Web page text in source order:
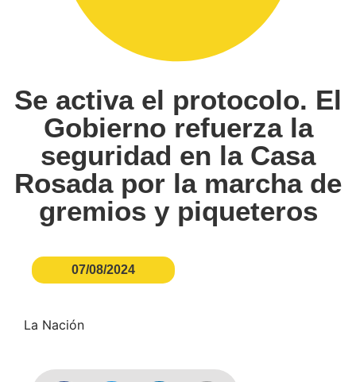
Se activa el protocolo. El
Gobierno refuerza la
seguridad en la Casa
Rosada por la marcha de
gremios y piqueteros
07/08/2024
La Nación